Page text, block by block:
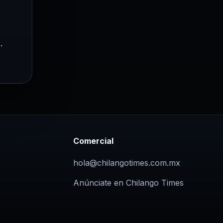
Comercial
hola@chilangotimes.com.mx
Anúnciate en Chilango Times